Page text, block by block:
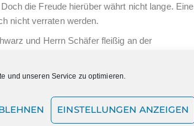
und unseren Service zu optimieren.
EINSTELLUNGEN ANZEIGEN
die Freude hierüber währt nicht lange. Eine
nicht verraten werden.
und Herrn Schäfer fleißig an der
thematisch passender Songs arbeitet.
Ende Mai auch in diesem Jahr
nicht nur die Sicherheit der
Zusammenhalt innerhalb des Ensembles